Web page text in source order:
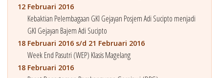
12 Februari 2016
Kebaktian Pelembagaan GKI Gejayan Posjem Adi Sucipto menjadi
GKI Gejayan Bajem Adi Sucipto
18 Februari 2016 s/d 21 Februari 2016
Week End Pasutri (WEP) Klasis Magelang
18 Februari 2016